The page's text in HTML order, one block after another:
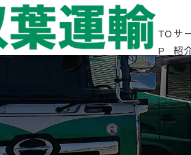
TO
P
サ
紹